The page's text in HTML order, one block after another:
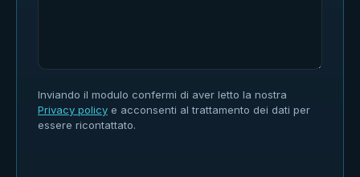
Inviando il modulo confermi di aver letto la nostra
Privacy policy e acconsenti al trattamento dei dati per
essere ricontattato.